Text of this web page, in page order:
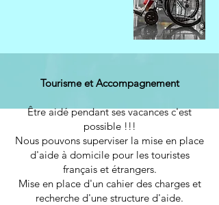
Tourisme et Accompagnement
Être aidé pendant ses vacances c'est
possible !!!
Nous pouvons superviser la mise en place
d'aide à domicile pour les touristes
français et étrangers.
Mise en place d'un cahier des charges et
recherche d'une structure d'aide.